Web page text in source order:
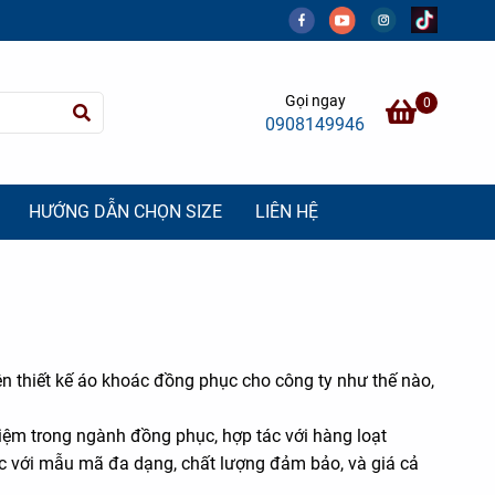
Gọi ngay
0908149946
0
HƯỚNG DẪN CHỌN SIZE LIÊN HỆ
thiết kế áo khoác đồng phục cho công ty như thế nào,
trong ngành đồng phục, hợp tác với hàng loạt
mẫu mã đa dạng, chất lượng đảm bảo, và giá cả